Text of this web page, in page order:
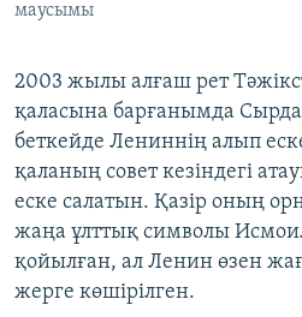
маусымы
2003 жылы алғаш рет
қаласына барғанымда
беткейде Лениннің алып
қаланың совет кезіндегі
еске салатын. Қазір оның
жаңа ұлттық символы
қойылған, ал Ленин өзен
жерге көшірілген.